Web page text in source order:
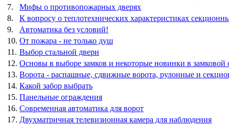
7.
Мифы о противопожарных дверях
8.
К вопросу о теплотехнических характеристиках
9.
Автоматика без условий!
10. От пожара - не только душ
11. Выбор стальной двери
12. Основы в выборе замков и некоторые новинки в замковой
13. Ворота - распашные, сдвижные ворота, рулонные и
14. Какой забор выбрать
15. Панельные ограждения
16. Современная автоматика для ворот
17. Двухматричная телевизионная камера для наблюдения